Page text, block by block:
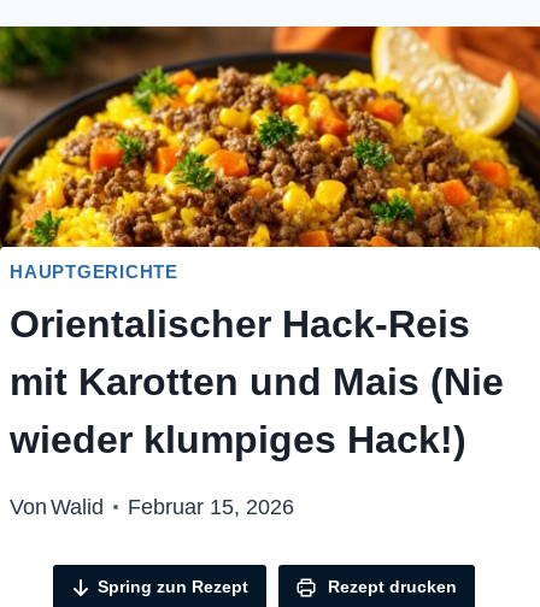
HAUPTGERICHTE
Orientalischer Hack-Reis
mit Karotten und Mais (Nie
wieder klumpiges Hack!)
Von Walid Februar 15, 2026
Spring zun Rezept Rezept drucken